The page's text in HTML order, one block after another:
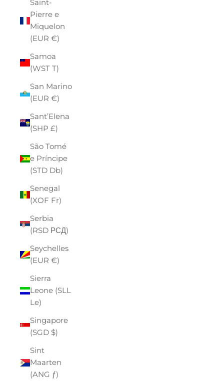
Saint-
Pierre e
Miquelon
(EUR €)
Samoa
(WST T)
San Marino
(EUR €)
Sant’Elena
(SHP £)
São Tomé
e Príncipe
(STD Db)
Senegal
(XOF Fr)
Serbia
(RSD РСД)
Seychelles
(EUR €)
Sierra
Leone (SLL
Le)
Singapore
(SGD $)
Sint
Maarten
(ANG ƒ)